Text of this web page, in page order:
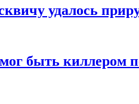
удалось
быть